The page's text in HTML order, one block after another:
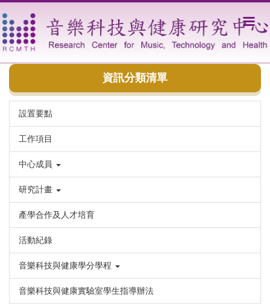
到
主
要
容
資訊分類清單
設置要點
工作項目
中心成員
研究計畫
產學合作及人才培育
活動紀錄
音樂科技與健康學分學程
音樂科技與健康實驗室學生指導辦法